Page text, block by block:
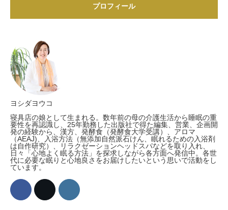
プロフィール
ヨシダヨウコ
寝具店の娘として生まれる。数年前の母の介護生活から睡眠の重
要性を再認識し、25年勤務した出版社で得た編集、営業、企画開
発の経験から、漢方、発酵食（発酵食大学受講）、アロマ
（AEAJ)、入浴方法（無添加自然派石けん、眠れるための入浴剤
は自作研究）、リラクゼーションヘッドスパなどを取り入れ、
日々「心地よく眠る方法」を探求しながら各方面へ発信中。各世
代に必要な眠りと心地良さをお届けしたいという思いで活動をし
ています。